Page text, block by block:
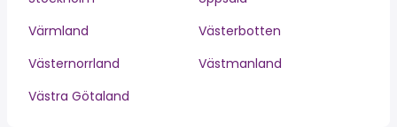
Värmland
Västerbotten
Västernorrland
Västmanland
Västra Götaland